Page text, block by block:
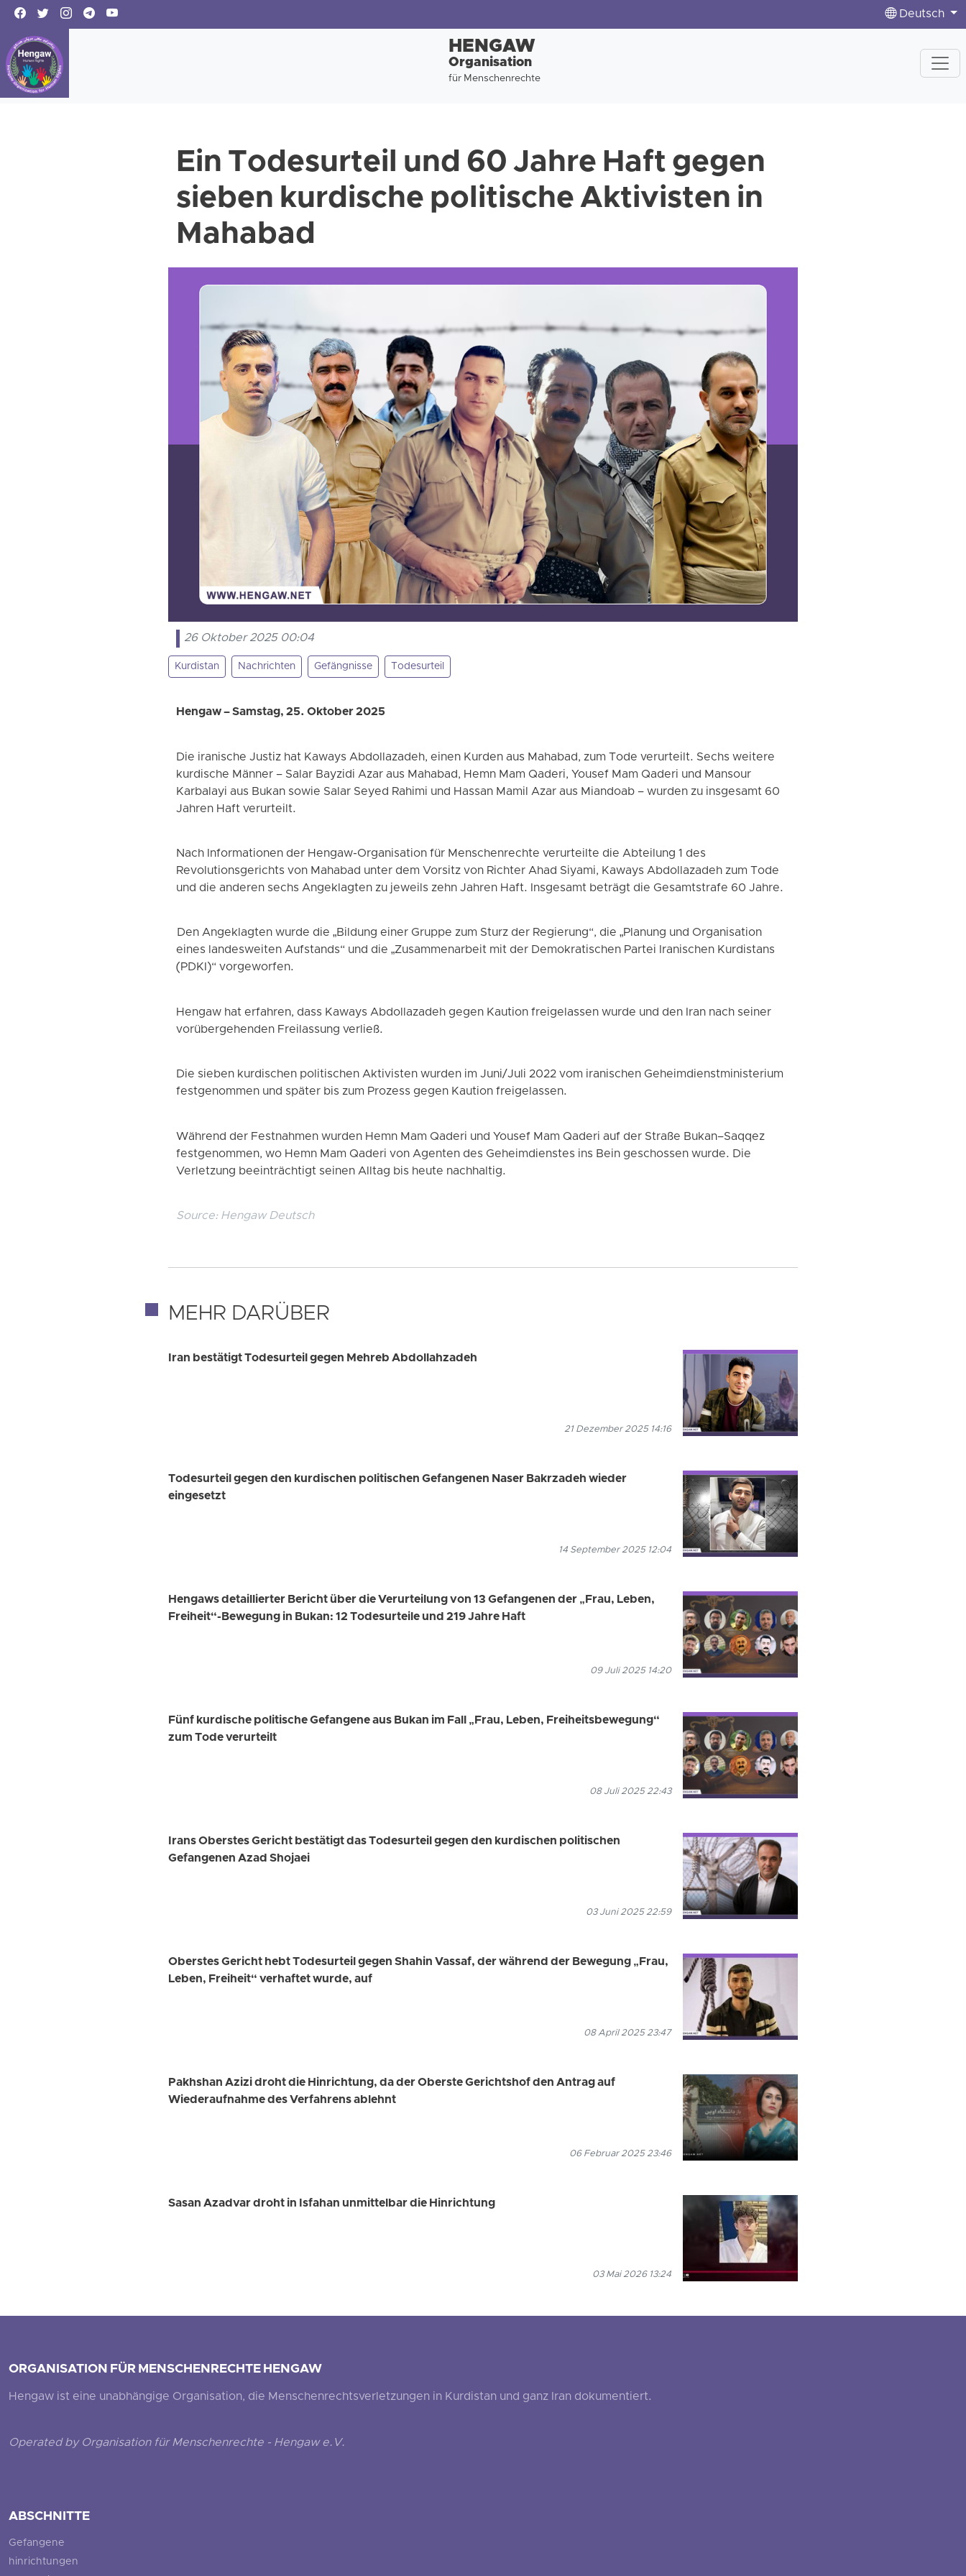
Deutsch
HENGAW
Organisation
für Menschenrechte
Ein Todesurteil und 60 Jahre Haft gegen
sieben kurdische politische Aktivisten in
Mahabad
26 Oktober 2025 00:04
Kurdistan Nachrichten Gefängnisse Todesurteil
Hengaw – Samstag, 25. Oktober 2025
Die iranische Justiz hat Kaways Abdollazadeh, einen Kurden aus Mahabad, zum Tode verurteilt. Sechs weitere
kurdische Männer – Salar Bayzidi Azar aus Mahabad, Hemn Mam Qaderi, Yousef Mam Qaderi und Mansour
Karbalayi aus Bukan sowie Salar Seyed Rahimi und Hassan Mamil Azar aus Miandoab – wurden zu insgesamt 60
Jahren Haft verurteilt.
Nach Informationen der Hengaw-Organisation für Menschenrechte verurteilte die Abteilung 1 des
Revolutionsgerichts von Mahabad unter dem Vorsitz von Richter Ahad Siyami, Kaways Abdollazadeh zum Tode
und die anderen sechs Angeklagten zu jeweils zehn Jahren Haft. Insgesamt beträgt die Gesamtstrafe 60 Jahre.
Den Angeklagten wurde die „Bildung einer Gruppe zum Sturz der Regierung“, die „Planung und Organisation
eines landesweiten Aufstands“ und die „Zusammenarbeit mit der Demokratischen Partei Iranischen Kurdistans
(PDKI)“ vorgeworfen.
Hengaw hat erfahren, dass Kaways Abdollazadeh gegen Kaution freigelassen wurde und den Iran nach seiner
vorübergehenden Freilassung verließ.
Die sieben kurdischen politischen Aktivisten wurden im Juni/Juli 2022 vom iranischen Geheimdienstministerium
festgenommen und später bis zum Prozess gegen Kaution freigelassen.
Während der Festnahmen wurden Hemn Mam Qaderi und Yousef Mam Qaderi auf der Straße Bukan–Saqqez
festgenommen, wo Hemn Mam Qaderi von Agenten des Geheimdienstes ins Bein geschossen wurde. Die
Verletzung beeinträchtigt seinen Alltag bis heute nachhaltig.
Source: Hengaw Deutsch
MEHR DARÜBER
Iran bestätigt Todesurteil gegen Mehreb Abdollahzadeh
21 Dezember 2025 14:16
Todesurteil gegen den kurdischen politischen Gefangenen Naser Bakrzadeh wieder
eingesetzt
14 September 2025 12:04
Hengaws detaillierter Bericht über die Verurteilung von 13 Gefangenen der „Frau, Leben,
Freiheit“-Bewegung in Bukan: 12 Todesurteile und 219 Jahre Haft
09 Juli 2025 14:20
Fünf kurdische politische Gefangene aus Bukan im Fall „Frau, Leben, Freiheitsbewegung“
zum Tode verurteilt
08 Juli 2025 22:43
Irans Oberstes Gericht bestätigt das Todesurteil gegen den kurdischen politischen
Gefangenen Azad Shojaei
03 Juni 2025 22:59
Oberstes Gericht hebt Todesurteil gegen Shahin Vassaf, der während der Bewegung „Frau,
Leben, Freiheit“ verhaftet wurde, auf
08 April 2025 23:47
Pakhshan Azizi droht die Hinrichtung, da der Oberste Gerichtshof den Antrag auf
Wiederaufnahme des Verfahrens ablehnt
06 Februar 2025 23:46
Sasan Azadvar droht in Isfahan unmittelbar die Hinrichtung
03 Mai 2026 13:24
ORGANISATION FÜR MENSCHENRECHTE HENGAW
Hengaw ist eine unabhängige Organisation, die Menschenrechtsverletzungen in Kurdistan und ganz Iran dokumentiert.
Operated by Organisation für Menschenrechte - Hengaw e.V.
ABSCHNITTE
Gefangene
hinrichtungen